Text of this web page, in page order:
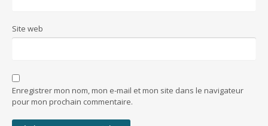
Site web
Enregistrer mon nom, mon e-mail et mon site dans le navigateur
pour mon prochain commentaire.